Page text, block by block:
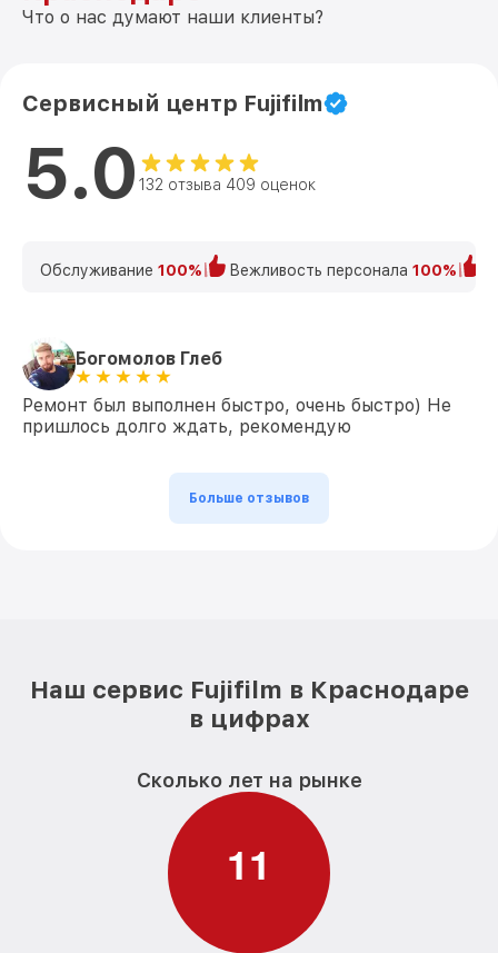
Что о нас думают наши клиенты?
Сервисный центр Fujifilm
5.0 132 отзыва 409 оценок
Обслуживание 100% Вежливость персонала 100%
Богомолов Глеб
Ремонт был выполнен быстро, очень быстро) Не
пришлось долго ждать, рекомендую
Больше отзывов
Наш сервис Fujifilm в Краснодаре
в цифрах
Сколько лет на рынке
11